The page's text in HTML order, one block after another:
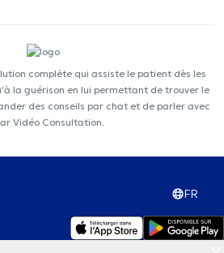
complète qui assiste le patient dès les
la guérison en lui permettant de trouver le
des conseils par chat et de parler avec
Vidéo Consultation.
FR